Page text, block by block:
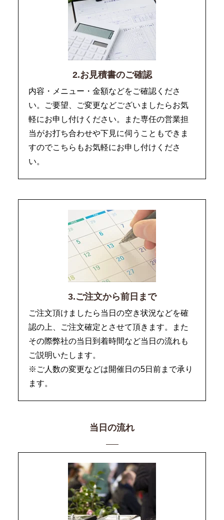
2.お見積書のご確認
内容・メニュー・金額などをご確認くださ
い。ご要望、ご変更などございましたらお気
軽にお申し付けください。また専任の営業担
当がお打ち合わせや下見に伺うこともできま
すのでこちらもお気軽にお申し付けくださ
い。
3.ご注文から前日まで
ご注文頂けましたら当日の空き状況などを確
認の上、ご注文確定とさせて頂きます。また
その際弊社の当日到着時間など当日の流れも
ご説明いたします。
※ご人数の変更などは開催日の5日前まで承り
ます。
当日の流れ